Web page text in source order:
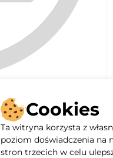
Cookies
Ta witryna korzysta z
poziom doświadczenia na
stron trzecich w celu